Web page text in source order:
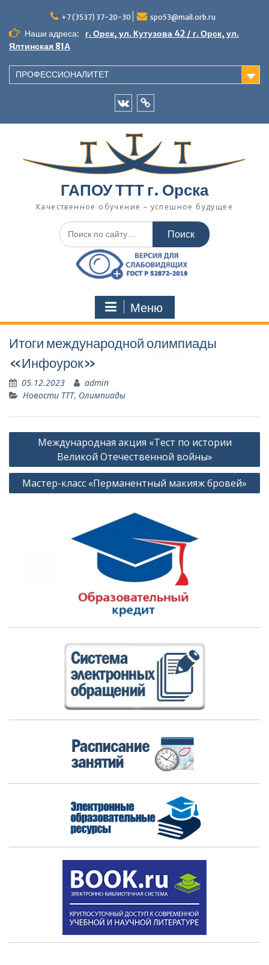
содержимому
+7 (3537) 37-20-30 spo53@mail.orb.ru
Наши адреса:
г. Орск, ул. Кутузова 42 / г. Орск, ул.
Ялтинская 81А
ПРОФЕССИОНАЛИТЕТ
ГАПОУ ТТТ г. Орска
Качественное обучение – успешное будущее
Искать:
Меню
Итоги международной олимпиады
«Инфоурок»
05.12.2023
admin
Новости ТТТ, Олимпиады
Навигация
записям
Международная акция «Тест по истории
Великой Отечественной войны»
Мастер-класс «Перманентный макияж бровей»